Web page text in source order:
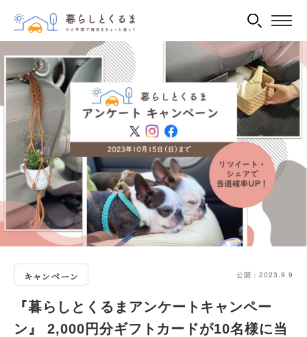
公開：2023.9.9
『暮らしとくるまアンケートキャンペー
ン』 2,000円分ギフトカードが10名様に当